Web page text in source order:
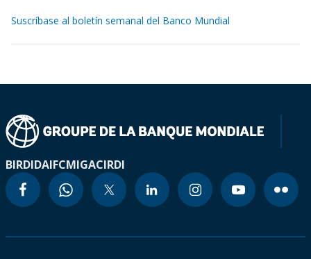
Suscríbase al boletín semanal del Banco Mundial
BIRDIDAIFCMIGACIRDI